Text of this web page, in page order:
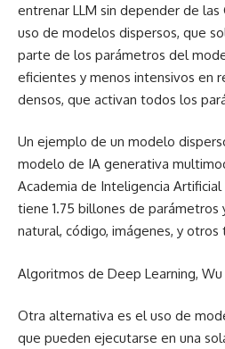
entrenar LLM sin depender de las
uso de modelos dispersos, que
parte de los parámetros del
eficientes y menos intensivos en
densos, que activan todos los
Un ejemplo de un modelo
modelo de IA generativa
Academia de Inteligencia Artificial
tiene 1.75 billones de parámetros
natural, código, imágenes, y
Algoritmos de Deep Learning, Wu
Otra alternativa es el uso de
que pueden ejecutarse en una